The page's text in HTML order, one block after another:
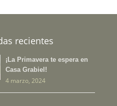
recientes
¡La Primavera te espera en
Casa Grabiel!
4 marzo, 2024